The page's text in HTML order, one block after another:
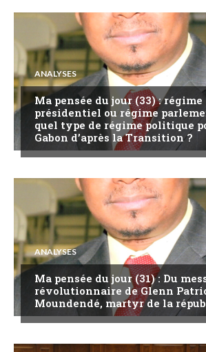
ANALYSES
Ma pensée du jour (33) : régime
présidentiel ou régime
quel type de régime politique
Gabon d’après la Transition ?
ANALYSES
Ma pensée du jour (31) : Du
révolutionnaire de Glenn
Moundendé, martyr de la